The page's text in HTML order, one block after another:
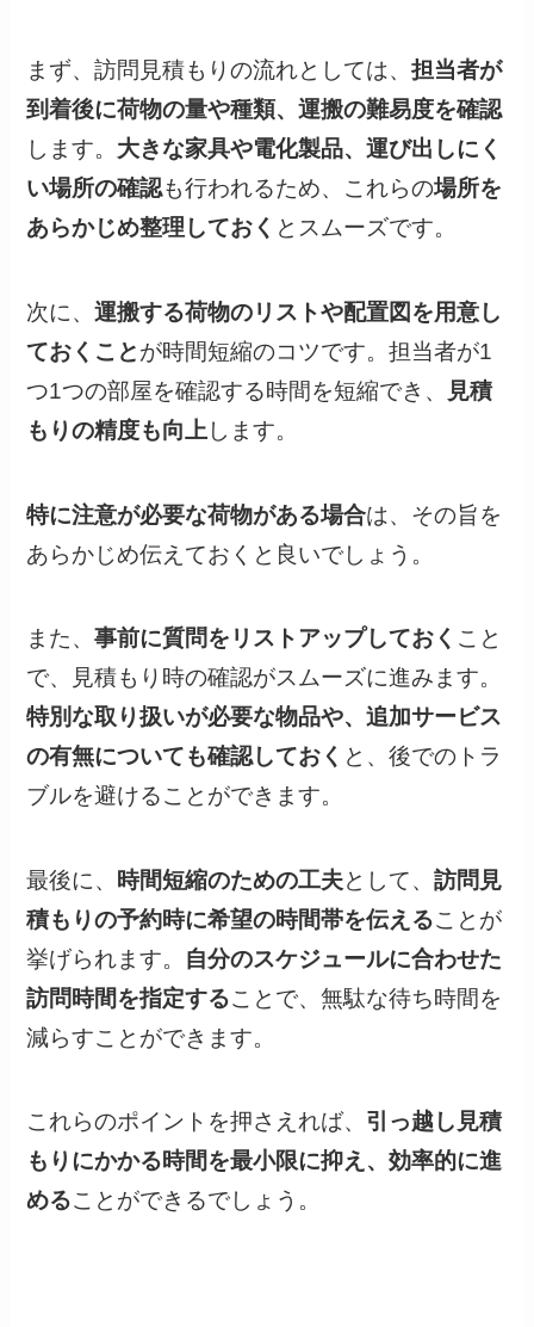
まず、訪問見積もりの流れとしては、担当者が
到着後に荷物の量や種類、運搬の難易度を確認
します。 大きな家具や電化製品、運び出しにく
い場所の確認も行われるため、これらの場所を
あらかじめ整理しておく とスムーズです。
次に、運搬する荷物のリストや配置図を用意し
ておくことが時間短縮のコツです。担当者が1
つ1つの部屋を確認する時間を短縮でき、
見積
もりの精度も向上します。
特に注意が必要な荷物がある場合は、その旨を
あらかじめ伝えておくと良いでしょう。
また、事前に質問をリストアップしておく こと
で、見積もり時の確認がスムーズに進みます。
特別な取り扱いが必要な物品や、追加サービス
の有無についても確認しておく と、後でのトラ
ブルを避けることができます。
最後に、 時間短縮のための工夫として、訪問見
積もりの予約時に希望の時間帯を伝えることが
挙げられます。 自分のスケジュールに合わせた
訪問時間を指定することで、無駄な待ち時間を
減らすことができます。
これらのポイントを押さえれば、 引っ越し見積
もりにかかる時間を最小限に抑え、効率的に進
めることができるでしょう。